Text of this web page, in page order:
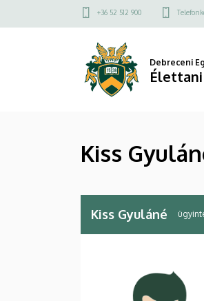
a
Felső
menü
+36 52 512 900
Debreceni
Kiss
Kiss Gyuláné